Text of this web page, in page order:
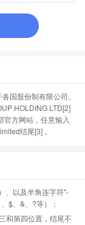
国股份制有限公司。
HOLDING LTD[2]
官方网站，任意输入
结尾[3] 。
、以及半角连字符"-
$、&、?等）；
和第四位置，结尾不